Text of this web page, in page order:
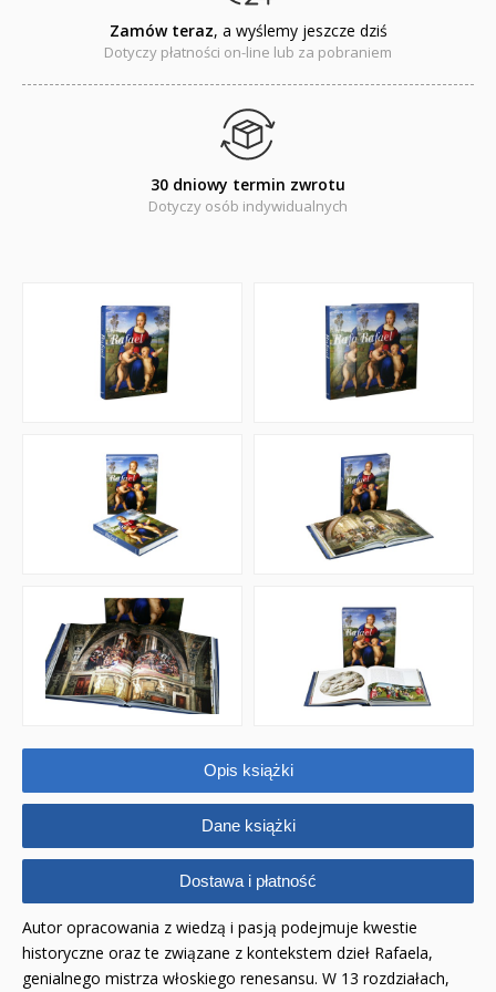
Zamów teraz, a wyślemy jeszcze dziś
Dotyczy płatności on-line lub za pobraniem
30 dniowy termin zwrotu
Dotyczy osób indywidualnych
Opis książki
Dane książki
Dostawa i płatność
Autor opracowania z wiedzą i pasją podejmuje kwestie
historyczne oraz te związane z kontekstem dzieł Rafaela,
genialnego mistrza włoskiego renesansu. W 13 rozdziałach,